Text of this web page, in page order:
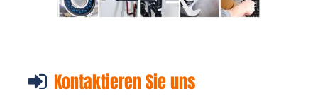
Kontaktieren Sie uns